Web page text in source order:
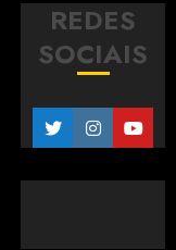
REDES
SOCIAIS